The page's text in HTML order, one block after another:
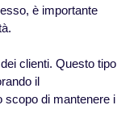
è importante
clienti. Questo tipo
il
scopo di mantenere i